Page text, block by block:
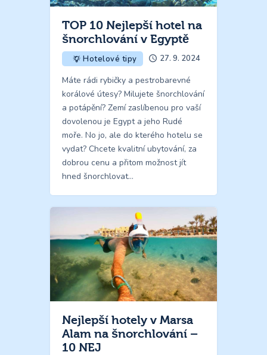
TOP 10 Nejlepší hotel na
šnorchlování v Egyptě
Hotelové tipy 27. 9. 2024
Máte rádi rybičky a pestrobarevné
korálové útesy? Milujete šnorchlování
a potápění? Zemí zaslíbenou pro vaší
dovolenou je Egypt a jeho Rudé
moře. No jo, ale do kterého hotelu se
vydat? Chcete kvalitní ubytování, za
dobrou cenu a přitom možnost jít
hned šnorchlovat…
Nejlepší hotely v Marsa
Alam na šnorchlování –
10 NEJ